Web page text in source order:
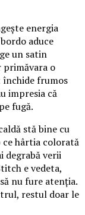
energia
aduce
un satin
primăvara o
închide frumos
impresia că
fugă.
stă bine cu
hârtia colorată
degrabă verii
e vedeta,
nu fure atenția.
restul doar le